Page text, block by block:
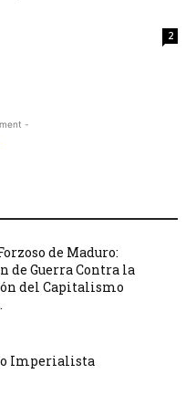
2
-
de Maduro:
de Guerra Contra la
del Capitalismo
Imperialista